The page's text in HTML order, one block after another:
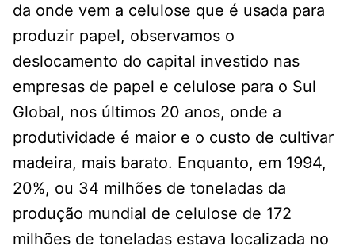
da onde vem a celulose que é usada para
produzir papel, observamos o
deslocamento do capital investido nas
empresas de papel e celulose para o Sul
Global, nos últimos 20 anos, onde a
produtividade é maior e o custo de cultivar
madeira, mais barato. Enquanto, em 1994,
20%, ou 34 milhões de toneladas da
produção mundial de celulose de 172
milhões de toneladas estava localizada no